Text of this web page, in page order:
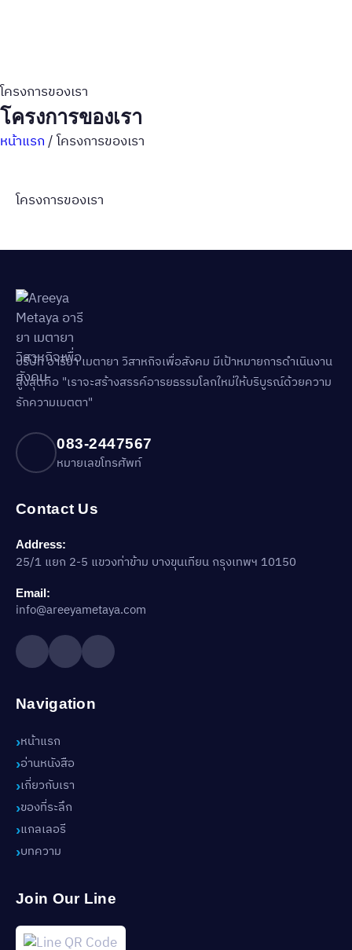
โครงการของเรา
โครงการของเรา
หน้าแรก/โครงการของเรา
โครงการของเรา
บริษัท อารียา เมตายา วิสาหกิจเพื่อสังคม มีเป้าหมายการดำเนินงาน
สูงสุดคือ "เราจะสร้างสรรค์อารยธรรมโลกใหม่ให้บริบูรณ์ด้วยความ
รักความเมตตา"
083-2447567
หมายเลขโทรศัพท์
Contact Us
Address:
25/1 แยก 2-5 แขวงท่าข้าม บางขุนเทียน กรุงเทพฯ 10150
Email:
info@areeyametaya.com
Navigation
หน้าแรก
อ่านหนังสือ
เกี่ยวกับเรา
ของที่ระลึก
แกลเลอรี
บทความ
Join Our Line